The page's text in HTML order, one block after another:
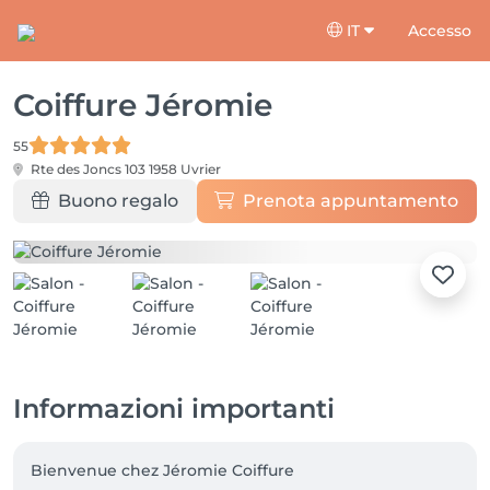
IT Accesso
Coiffure Jéromie
55
Rte des Joncs 103 1958 Uvrier
Buono regalo Prenota appuntamento
Informazioni importanti
Bienvenue chez Jéromie Coiffure